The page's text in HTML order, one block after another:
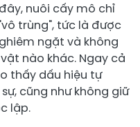
nuôi cấy mô chỉ
trùng", tức là được
ngặt và không
nào khác. Ngay cả
thấy dấu hiệu tự
cũng như không giữ
lập.